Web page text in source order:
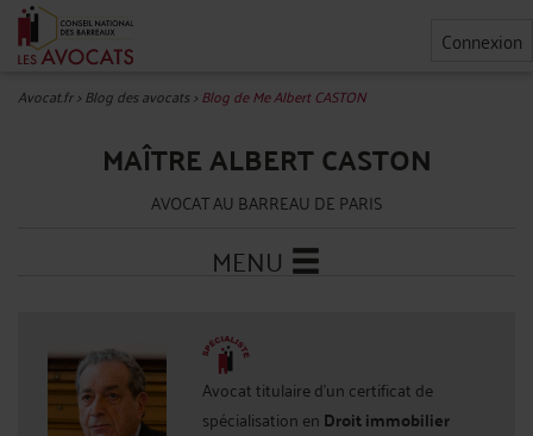
Connexion
Avocat.fr>Blog des avocats>Blog de Me Albert CASTON
MAÎTRE ALBERT CASTON
AVOCAT AU BARREAU DE PARIS
MENU
Avocat titulaire d'un certificat de
spécialisation en Droit immobilier